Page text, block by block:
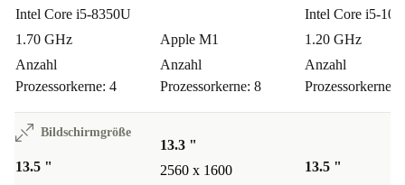
Intel Core i5-8350U
1.70 GHz
Anzahl
Prozessorkerne: 4
Apple M1
Anzahl
Prozessorkerne: 8
Intel Core i5-
1.20 GHz
Anzahl
Prozessorkerne: 4
Bildschirmgröße
13.5 "
13.3 "
2560 x 1600
13.5 "